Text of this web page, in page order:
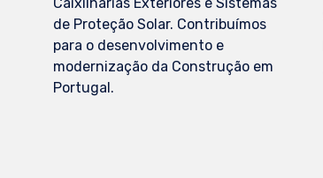
de Proteção Solar. Contribuímos
para o desenvolvimento e
modernização da Construção em
Portugal.